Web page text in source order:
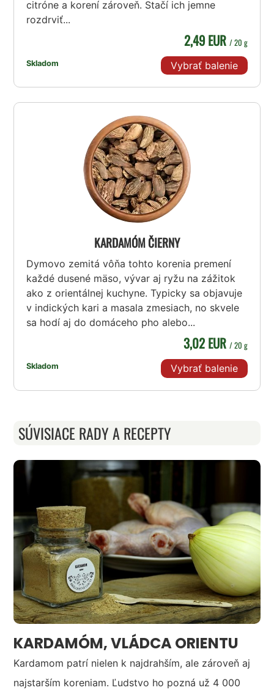
citróne a korení zároveň. Stačí ich jemne
rozdrviť...
Skladom
2,49 EUR / 20 g
Vybrať balenie
KARDAMÓM ČIERNY
Dymovo zemitá vôňa tohto korenia premení
každé dusené mäso, vývar aj ryžu na zážitok
ako z orientálnej kuchyne. Typicky sa objavuje
v indických kari a masala zmesiach, no skvele
sa hodí aj do domáceho pho alebo...
Skladom
3,02 EUR / 20 g
Vybrať balenie
SÚVISIACE RADY A RECEPTY
KARDAMÓM, VLÁDCA ORIENTU
Kardamom patrí nielen k najdrahším, ale zároveň aj
najstarším koreniam. Ľudstvo ho pozná už 4 000